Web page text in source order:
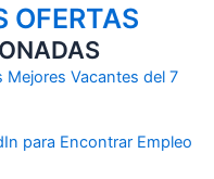
OFERTAS
Mejores Vacantes del 7
para Encontrar Empleo